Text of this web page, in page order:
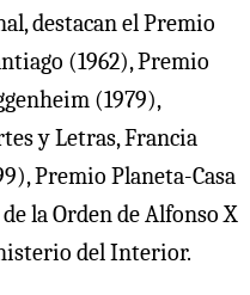
destacan el Premio
(1962), Premio
(1979),
y Letras, Francia
Premio Planeta-Casa
la Orden de Alfonso X
del Interior.